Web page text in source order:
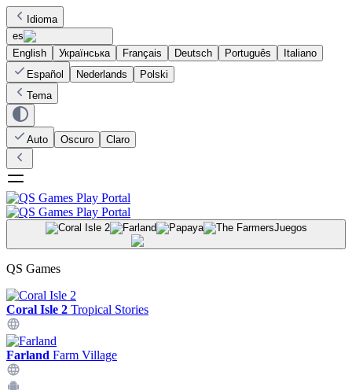
Idioma
es
English
Українська Français Deutsch Português
Italiano
Español
Nederlands
Polski
Tema
Auto Oscuro Claro
Juegos
QS Games
Coral Isle 2 Tropical Stories
Farland Farm Village